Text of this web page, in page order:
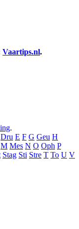
Vaartips.nl.
.
Dru E F G Geu H
M Mes N O Oph P
Stag Sti Stre T To U V